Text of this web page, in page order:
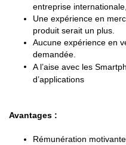
entreprise
Une expérience en
produit serait un plus.
Aucune expérience en
demandée.
A l’aise avec les
d’applications
Avantages :
Rémunération